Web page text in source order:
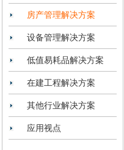
房产管理解决方案
设备管理解决方案
低值易耗品解决方案
在建工程解决方案
其他行业解决方案
应用视点